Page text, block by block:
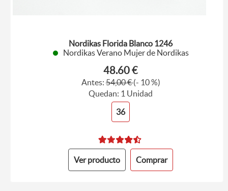
Nordikas Florida Blanco 1246
Nordikas Verano Mujer de Nordikas
48.60 €
Antes:54,00 €(- 10 %)
Quedan: 1 Unidad
36
Ver producto Comprar